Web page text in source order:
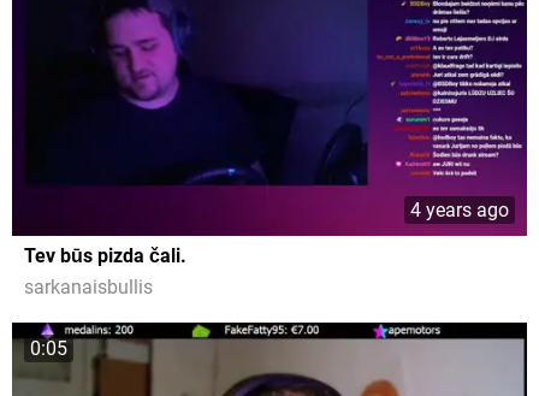
4 years ago
Tev būs pizda čali.
sarkanaisbullis
0:05